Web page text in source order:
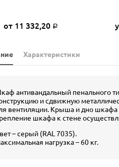
от 11 332,20 Р
Характеристики
антивандальный пенального
и сдвижную
вентиляции. Крыша и дно шкафа
шкафа к стене
– серый (RAL 7035).
нагрузка – 60 кг.